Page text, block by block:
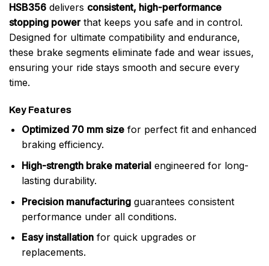
HSB356 delivers consistent, high-performance
stopping powerthat keeps you safe and in control.
Designed for ultimate compatibility and endurance,
these brake segments eliminate fade and wear issues,
ensuring your ride stays smooth and secure every
time.
Key Features
Optimized 70 mm sizefor perfect fit and enhanced
braking efficiency.
High-strength brake materialengineered for long-
lasting durability.
Precision manufacturingguarantees consistent
performance under all conditions.
Easy installationfor quick upgrades or
replacements.